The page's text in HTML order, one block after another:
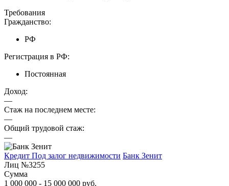
Требования
Гражданство:
РФ
Регистрация в РФ:
Постоянная
Доход:
—
Стаж на последнем месте:
—
Общий трудовой стаж:
—
Кредит Под залог недвижимости Банк Зенит
Лиц №3255
Сумма
1 000 000 - 15 000 000 руб.